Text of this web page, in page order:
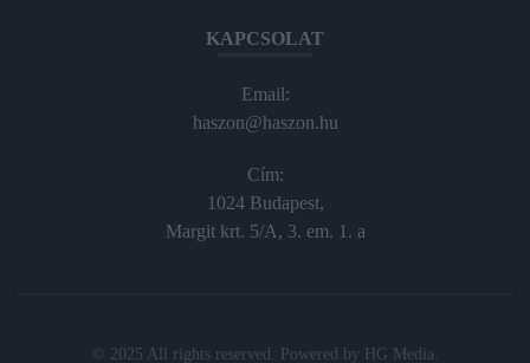
KAPCSOLAT
Email:
haszon@haszon.hu
Cím:
1024 Budapest,
Margit krt. 5/A, 3. em. 1. a
© 2025 All rights reserved. Powered by HG Media